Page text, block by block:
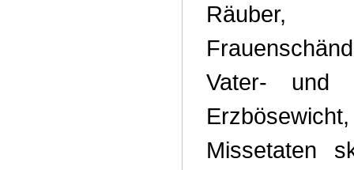
Räuber,
Vater- und
Missetaten